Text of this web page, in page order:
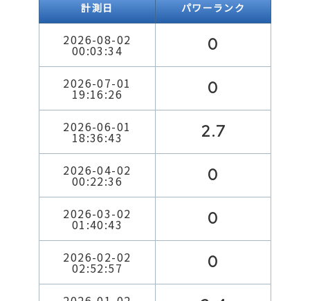
計測日 パワーランク
2026-08-02
00:03:34 0
2026-07-01
19:16:26 0
2026-06-01
18:36:43 2.7
2026-04-02
00:22:36 0
2026-03-02
01:40:43 0
2026-02-02
02:52:57 0